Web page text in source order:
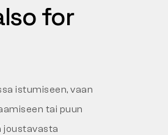
for
istumiseen, vaan
tai puun
joustavasta